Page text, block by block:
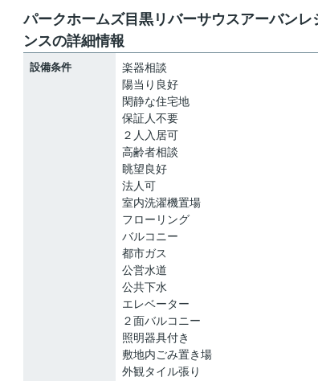
パークホームズ目黒リバーサウスアーバンレ
ンスの詳細情報
設備条件
楽器相談
陽当り良好
閑静な住宅地
保証人不要
２人入居可
高齢者相談
眺望良好
法人可
室内洗濯機置場
フローリング
バルコニー
都市ガス
公営水道
公共下水
エレベーター
２面バルコニー
照明器具付き
敷地内ごみ置き場
外観タイル張り